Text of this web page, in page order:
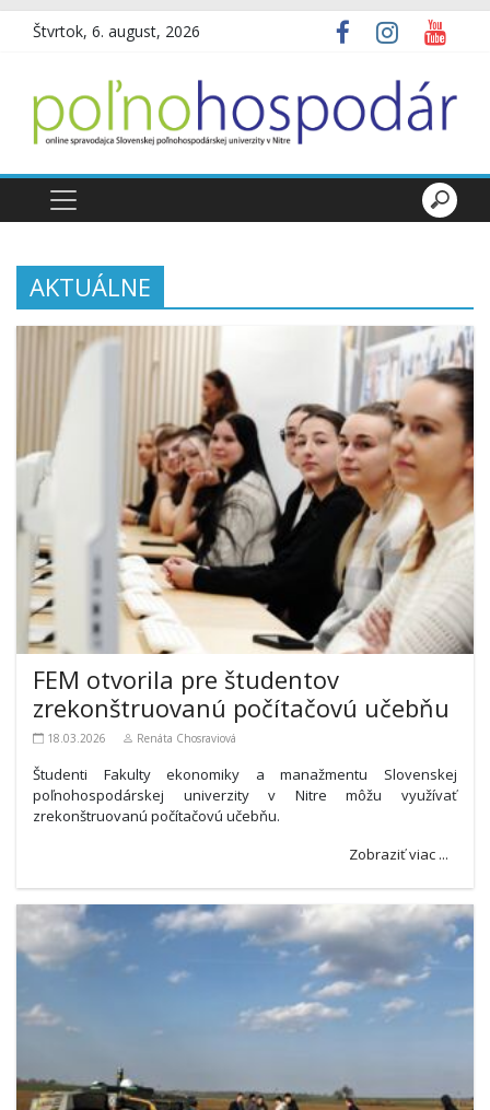
Štvrtok, 6. august, 2026
AKTUÁLNE
FEM otvorila pre študentov
zrekonštruovanú počítačovú učebňu
18.03.2026 Renáta Chosraviová
Študenti Fakulty ekonomiky a manažmentu Slovenskej
poľnohospodárskej univerzity v Nitre môžu využívať
zrekonštruovanú počítačovú učebňu.
Zobraziť viac ...